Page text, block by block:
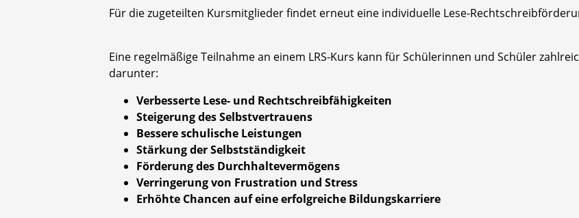
Für die zugeteilten Kursmitglieder findet erneut eine individuelle Lese-
Eine regelmäßige Teilnahme an einem LRS-Kurs kann für Schülerinnen und Schüler
darunter:
Verbesserte Lese- und Rechtschreibfähigkeiten
Steigerung des Selbstvertrauens
Bessere schulische Leistungen
Stärkung der Selbstständigkeit
Förderung des Durchhaltevermögens
Verringerung von Frustration und Stress
Erhöhte Chancen auf eine erfolgreiche Bildungskarriere